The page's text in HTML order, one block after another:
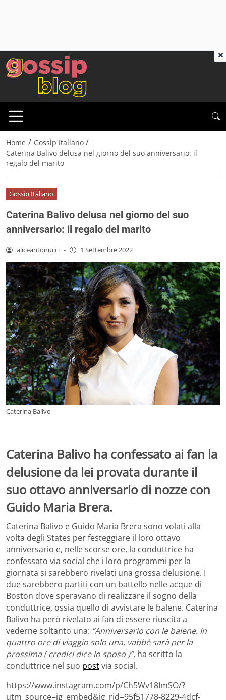
Home / Gossip Italiano /
Caterina Balivo delusa nel giorno del suo anniversario: il
regalo del marito
Gossip Italiano
Caterina Balivo delusa nel giorno del suo
anniversario: il regalo del marito
aliceantonucci - 1 Settembre 2022
Caterina Balivo
Caterina Balivo ha confessato ai fan la
delusione da lei provata durante il
suo ottavo anniversario di nozze con
Guido Maria Brera.
Caterina Balivo e Guido Maria Brera sono volati alla
volta degli States per festeggiare il loro ottavo
anniversario e, nelle scorse ore, la conduttrice ha
confessato via social che i loro programmi per la
giornata si sarebbero rivelati una grossa delusione. I
due sarebbero partiti con un battello nelle acque di
Boston dove speravano di realizzare il sogno della
conduttrice, ossia quello di avvistare le balene. Caterina
Balivo ha però rivelato ai fan di essere riuscita a
vederne soltanto una: “Anniversario con le balene. In
quattro ore di viaggio solo una, vabbè sarà per la
prossima ( credici dice lo sposo )”, ha scritto la
conduttrice nel suo postvia social.
https://www.instagram.com/p/Ch5Wv18ImSO/?
utm_source=ig_embed&ig_rid=95f51778-8229-4dcf-
×